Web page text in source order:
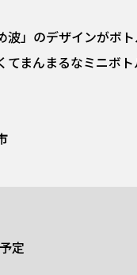
」のデザインがボト
まんまるなミニボト
定